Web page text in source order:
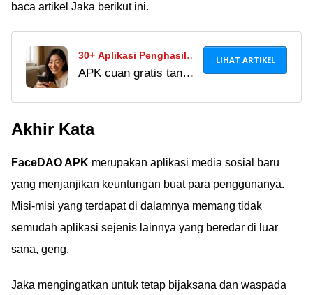
baca artikel Jaka berikut ini.
30+ Aplikasi Penghasil
Uang Resmi 2022, Cepat
APK cuan gratis tanpa
dari HP. Temukan
uang nyata yang aman
dan terbukti
membayar.
LIHAT ARTIKEL
Akhir Kata
FaceDAO APK merupakan aplikasi media sosial baru
yang menjanjikan keuntungan buat para penggunanya.
Misi-misi yang terdapat di dalamnya memang tidak
semudah aplikasi sejenis lainnya yang beredar di luar
sana, geng.
Jaka mengingatkan untuk tetap bijaksana dan waspada